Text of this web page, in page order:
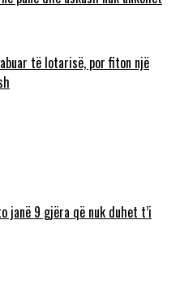
të lotarisë, por fiton një
janë 9 gjëra që nuk duhet t’i